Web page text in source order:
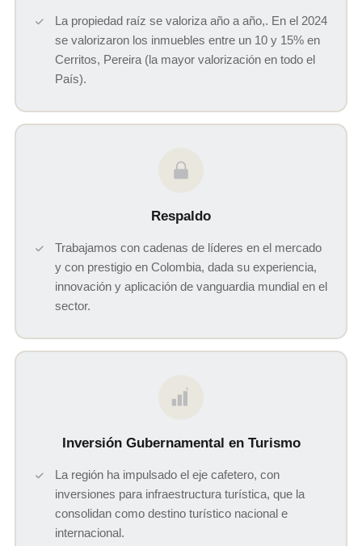
La propiedad raíz se valoriza año a año,. En el 2024
se valorizaron los inmuebles entre un 10 y 15% en
Cerritos, Pereira (la mayor valorización en todo el
País).
Respaldo
Trabajamos con cadenas de líderes en el mercado
y con prestigio en Colombia, dada su experiencia,
innovación y aplicación de vanguardia mundial en el
sector.
$
Inversión Gubernamental en Turismo
La región ha impulsado el eje cafetero, con
inversiones para infraestructura turística, que la
consolidan como destino turístico nacional e
internacional.